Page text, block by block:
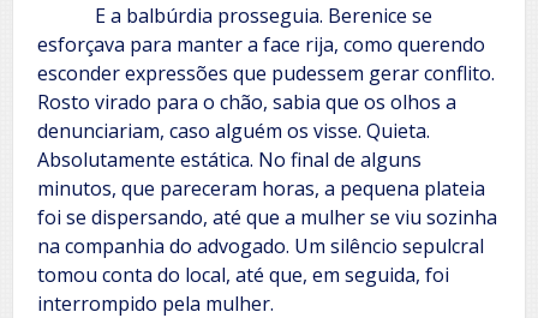
E a balbúrdia prosseguia. Berenice se
esforçava para manter a face rija, como querendo
esconder expressões que pudessem gerar conflito.
Rosto virado para o chão, sabia que os olhos a
denunciariam, caso alguém os visse. Quieta.
Absolutamente estática. No final de alguns
minutos, que pareceram horas, a pequena plateia
foi se dispersando, até que a mulher se viu sozinha
na companhia do advogado. Um silêncio sepulcral
tomou conta do local, até que, em seguida, foi
interrompido pela mulher.